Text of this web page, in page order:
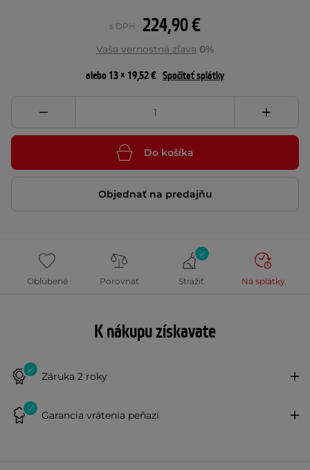
224,90 €
s DPH
Vaša vernostná zľava 0%
alebo 13 × 19,52 € Spočítať splátky
Do košíka
Objednať na predajňu
Obľúbené Porovnať Strážiť Na splátky
K nákupu získavate
Záruka 2 roky
Garancia vrátenia peňazí